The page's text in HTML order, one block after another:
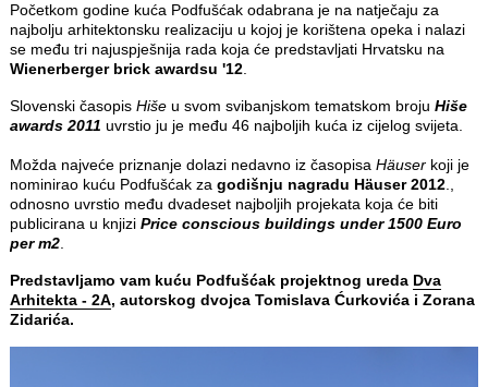
Početkom godine kuća Podfušćak odabrana je na natječaju za
najbolju arhitektonsku realizaciju u kojoj je korištena opeka i nalazi
se među tri najuspješnija rada koja će predstavljati Hrvatsku na
Wienerberger brick awardsu '12.
Slovenski časopis Hišeu svom svibanjskom tematskom broju Hiše
awards 2011 uvrstio ju je među 46 najboljih kuća iz cijelog svijeta.
Možda najveće priznanje dolazi nedavno iz časopisa Häuserkoji je
nominirao kuću Podfušćak za godišnju nagradu Häuser 2012.,
odnosno uvrstio među dvadeset najboljih projekata koja će biti
publicirana u knjizi Price conscious buildings under 1500 Euro
per m2.
Predstavljamo vam kuću Podfušćak projektnog ureda Dva
Arhitekta - 2A, autorskog dvojca Tomislava Ćurkovića i Zorana
Zidarića.